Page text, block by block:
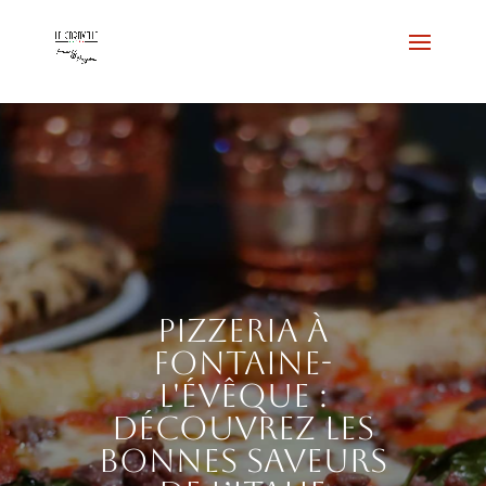
Pizzeria à
Fontaine-
l'Évêque :
découvrez les
bonnes saveurs